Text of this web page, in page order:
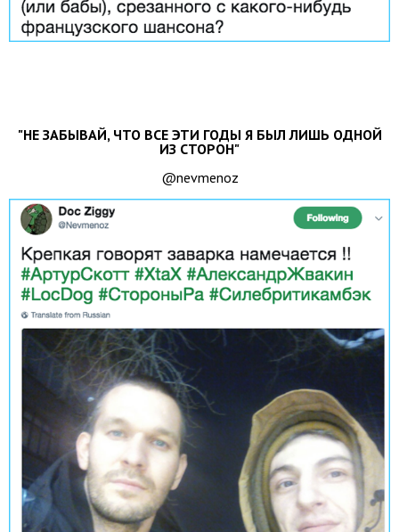
"НЕ ЗАБЫВАЙ, ЧТО ВСЕ ЭТИ ГОДЫ Я БЫЛ ЛИШЬ ОДНОЙ
ИЗ СТОРОН"
@nevmenoz